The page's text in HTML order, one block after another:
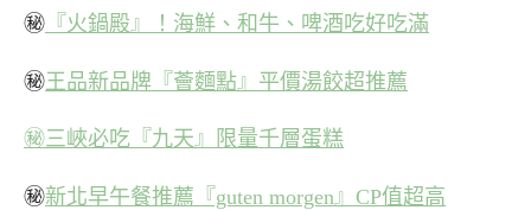
㊙ 『火鍋殿』！海鮮、和牛、啤酒吃好吃滿
㊙王品新品牌『薈麵點』平價湯餃超推薦
㊙三峽必吃『九天』限量千層蛋糕
㊙新北早午餐推薦『guten morgen』CP值超高